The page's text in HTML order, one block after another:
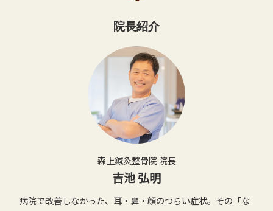
院長紹介
森上鍼灸整骨院 院長
吉池 弘明
病院で改善しなかった、耳・鼻・顔のつらい症状。その「な